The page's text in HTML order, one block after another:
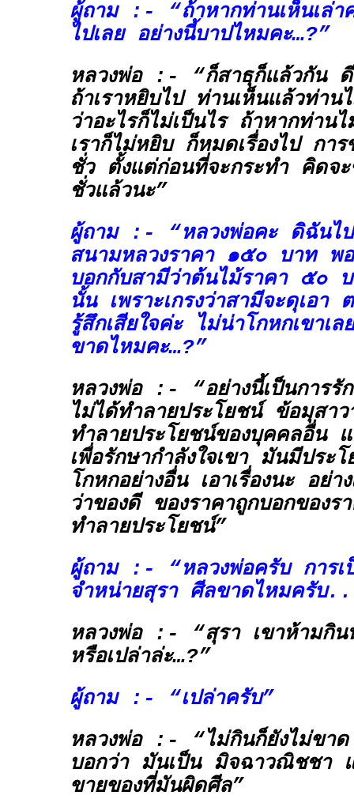
ผู้ถาม :- “ถ้าหากท่านเห็นเล่า
ไปเลย อย่างนี้บาปไหมคะ…?”
หลวงพ่อ :- “ก็สาธุก็แล้วกัน ดี
ถ้าเราหยิบไป ท่านเห็นแล้วท่า
ว่าอะไรก็ไม่เป็นไร ถ้าหากท่าน
เราก็ไม่หยิบ ก็หมดเรื่องไป กา
ชั่ว ตั้งแต่ก่อนที่จะกระทำ คิดจ
ชั่วแล้วนะ”
ผู้ถาม :- “หลวงพ่อคะ ดิฉันไป
สนามหลวงราคา ๑๕๐ บาท พอ
บอกกับสามีว่าต้นไม้ราคา ๕๐
นั้น เพราะเกรงว่าสามีจะดุเอา
รู้สึกเสียใจค่ะ ไม่น่าโกหกเขาเ
ขาดไหมคะ…?”
หลวงพ่อ :- “อย่างนี้เป็นการรัก
ไม่ได้ทำลายประโยชน์ ข้อมุสา
ทำลายประโยชน์ของบุคคลอื่น
เพื่อรักษากำลังใจเขา มันมีประ
โกหกอย่างอื่น เอาเรื่องนะ อย่า
ว่าของดี ของราคาถูกบอกของ
ทำลายประโยชน์”
ผู้ถาม :- “หลวงพ่อครับ การเ
จำหน่ายสุรา ศีลขาดไหมครับ
หลวงพ่อ :- “สุรา เขาห้ามกิ
หรือเปล่าล่ะ…?”
ผู้ถาม :- “เปล่าครับ”
หลวงพ่อ :- “ไม่กินก็ยังไม่ขาด
บอกว่า มันเป็น มิจฉาวณิชชาแ
ขายของที่มันผิดศีล”